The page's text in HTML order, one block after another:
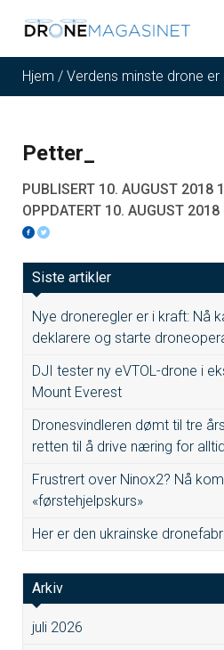
Hjem / Verdens minste drone er
Petter_
PUBLISERT 10. AUGUST 2018
OPPDATERT 10. AUGUST
Siste artikler
Nye droneregler er i kraft: Nå
deklarere og starte
DJI tester ny eVTOL-drone i
Mount Everest
Dronesvindleren dømt til tre
retten til å drive næring for alltid
Frustrert over Ninox2? Nå
«førstehjelpskurs»
Her er den ukrainske
Arkiv
juli 2026